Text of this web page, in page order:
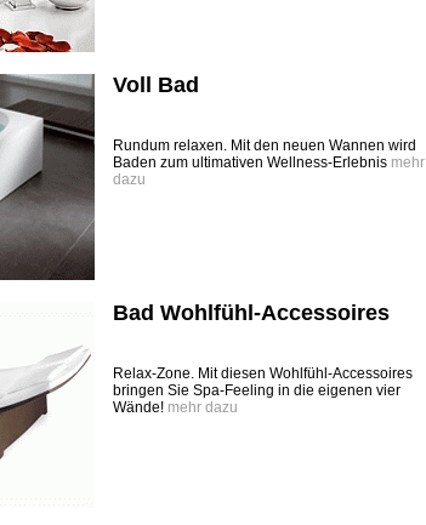
Voll Bad
Rundum relaxen. Mit den neuen Wannen wird
Baden zum ultimativen Wellness-Erlebnis mehr
dazu
Bad Wohlfühl-Accessoires
Relax-Zone. Mit diesen Wohlfühl-Accessoires
bringen Sie Spa-Feeling in die eigenen vier
Wände! mehr dazu